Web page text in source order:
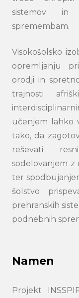
Search
sistemov in
spremembam.
Visokošolsko
opremljanju
orodji in
trajnosti
učenjem lahko
tako, da
reševati
sodelovanjem z
ter
šolstvo
prehranskih
podnebnih
Namen
Projekt